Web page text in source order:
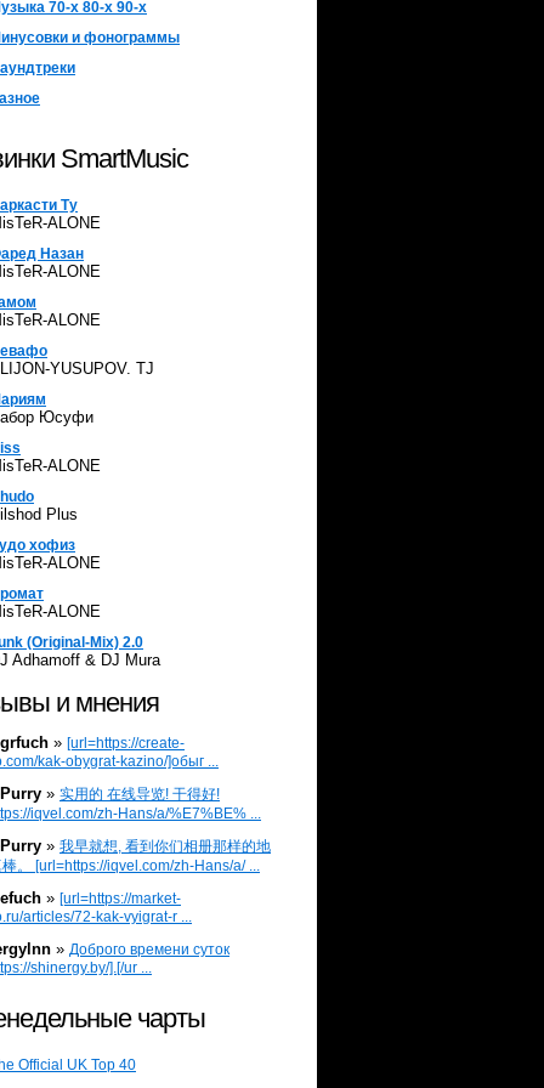
70-х 80-х 90-х
и фонограммы
SmartMusic
Ту
ALONE
Назан
ALONE
ALONE
YUSUPOV. TJ
Юсуфи
ALONE
Plus
хофиз
ALONE
ALONE
(Original-Mix) 2.0
Adhamoff & DJ Mura
и мнения
» [url=https://create-
kak-obygrat-kazino/]обыг ...
» 实用的 在线导览! 干得好!
iqvel.com/zh-Hans/a/%E7%BE% ...
» 我早就想, 看到你们相册那样的地
。 [url=https://iqvel.com/zh-Hans/a/ ...
» [url=https://market-
articles/72-kak-vyigrat-r ...
» Доброго времени суток
shinergy.by/].[/ur ...
чарты
Official UK Top 40